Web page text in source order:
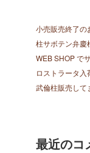
小売販売終了の
柱サボテン弁慶
WEB SHOP で
ロストラータ入
武倫柱販売して
最近のコ